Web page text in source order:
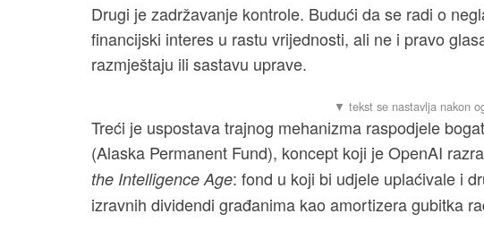
Drugi je zadržavanje kontrole. Budući da se radi o
financijski interes u rastu vrijednosti, ali ne i pravo
razmještaju ili sastavu uprave.
Treći je uspostava trajnog mehanizma raspodjele
(Alaska Permanent Fund), koncept koji je OpenAI
the Intelligence Age: fond u koji bi udjele uplaćivale i
izravnih dividendi građanima kao amortizera gubitka